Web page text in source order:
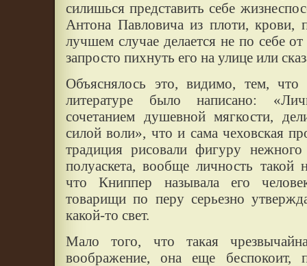
силишься представить себе
Антона Павловича из плоти, крови,
лучшем случае делается не по себе
запросто пихнуть его на улице или
Объяснялось это, видимо, тем,
литературе было написано:
сочетанием душевной мягкости,
силой воли», что и сама чеховская
традиция рисовали фигуру нежного
полуаскета, вообще личность такой
что Книппер называла его
товарищи по перу серьезно
какой-то свет.
Мало того, что такая
воображение, она еще беспокоит,